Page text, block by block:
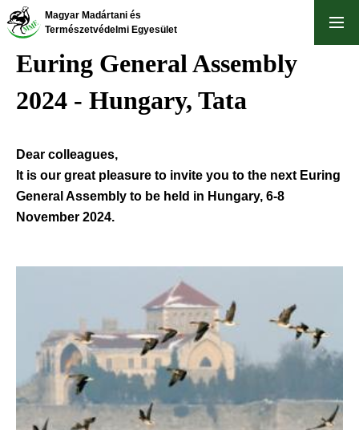
Skip
to
content
Magyar Madártani és
Természetvédelmi Egyesület
Euring General Assembly
2024 - Hungary, Tata
Dear colleagues,
It is our great pleasure to invite you to the next Euring
General Assembly to be held in Hungary, 6-8
November 2024.